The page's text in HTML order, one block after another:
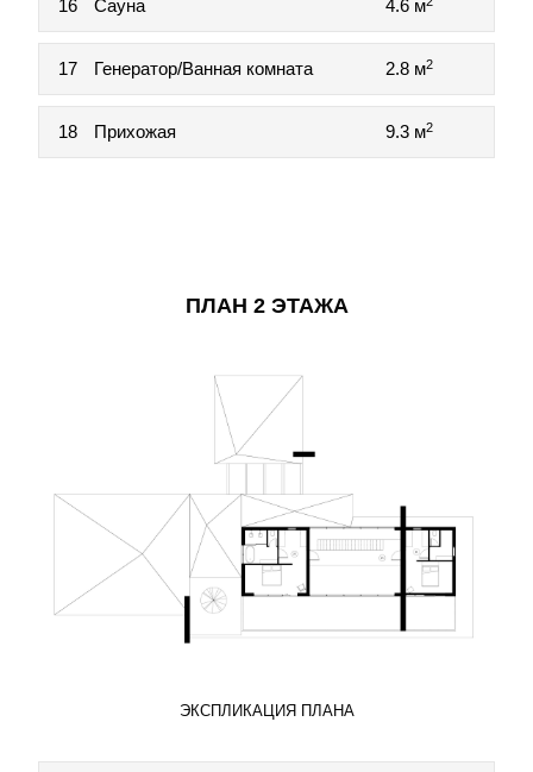
16 Сауна 4.6 м
17 Генератор/Ванная комната 2.8 м2
18 Прихожая 9.3 м2
ПЛАН 2 ЭТАЖА
ЭКСПЛИКАЦИЯ ПЛАНА